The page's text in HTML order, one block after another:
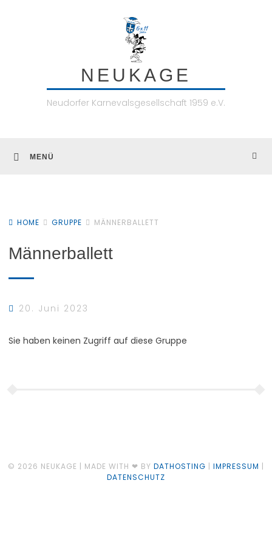
NEUKAGE
Neudorfer Karnevalsgesellschaft 1959 e.V.
MENÜ
HOME GRUPPE MÄNNERBALLETT
Männerballett
20. Juni 2023
Sie haben keinen Zugriff auf diese Gruppe
© 2026 NEUKAGE | MADE WITH ❤ BY DATHOSTING | IMPRESSUM |
DATENSCHUTZ